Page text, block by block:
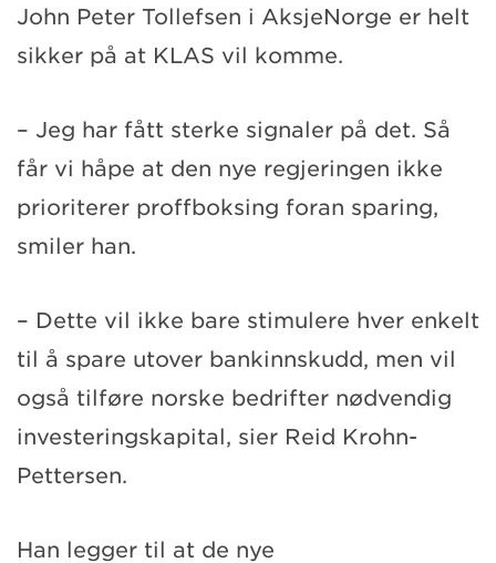
John Peter Tollefsen i AksjeNorge er helt
sikker på at KLAS vil komme.
– Jeg har fått sterke signaler på det. Så
får vi håpe at den nye regjeringen ikke
prioriterer proffboksing foran sparing,
smiler han.
– Dette vil ikke bare stimulere hver enkelt
til å spare utover bankinnskudd, men vil
også tilføre norske bedrifter nødvendig
investeringskapital, sier Reid Krohn-
Pettersen.
Han legger til at de nye